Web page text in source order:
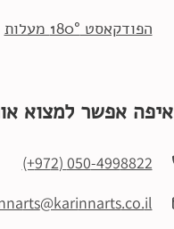
הפודקאסט 180° מעלות
איפה אפשר למצוא
050-4998822
(97
2+)
rts@karinnarts.co.il